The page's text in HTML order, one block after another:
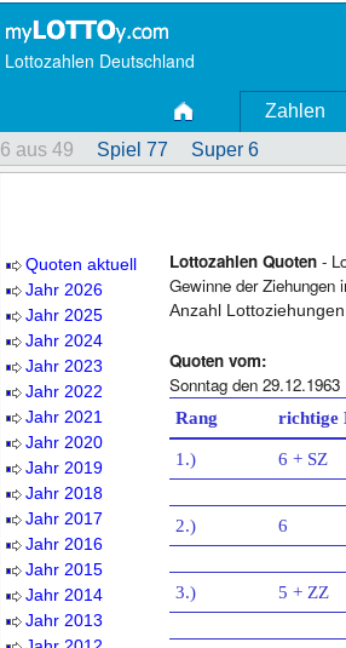
Lottozahlen Deutschland
Zahlen
6 aus 49
Spiel 77 Super 6
Quoten aktuell
Jahr 2026
Jahr 2025
Jahr 2024
Jahr 2023
Jahr 2022
Jahr 2021
Jahr 2020
Jahr 2019
Jahr 2018
Jahr 2017
Jahr 2016
Jahr 2015
Jahr 2014
Jahr 2013
Lottozahlen Quoten -
Gewinne der Ziehungen
Anzahl
Quoten vom:
Sonntag den 29.12.1963
Rang richtige
1.) 6 + SZ
2.) 6
3.) 5 + ZZ